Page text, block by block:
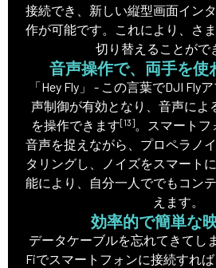
接続でき、新しい縦型画面イン
作が可能です。これにより、さ
切り替えることがで
音声操作で、両手を使
「Hey Fly」 - この言葉でDJI Fly
声制御が有効となり、音声によ
を操作できます[13]。スマートフ
音声を捉えながら、プロペラノ
タリングし、ノイズをスマート
能により、自分一人ででもコン
えます。
効率的で簡単な
データケーブルを忘れてきてし
Fiでスマートフォンに接続すれ